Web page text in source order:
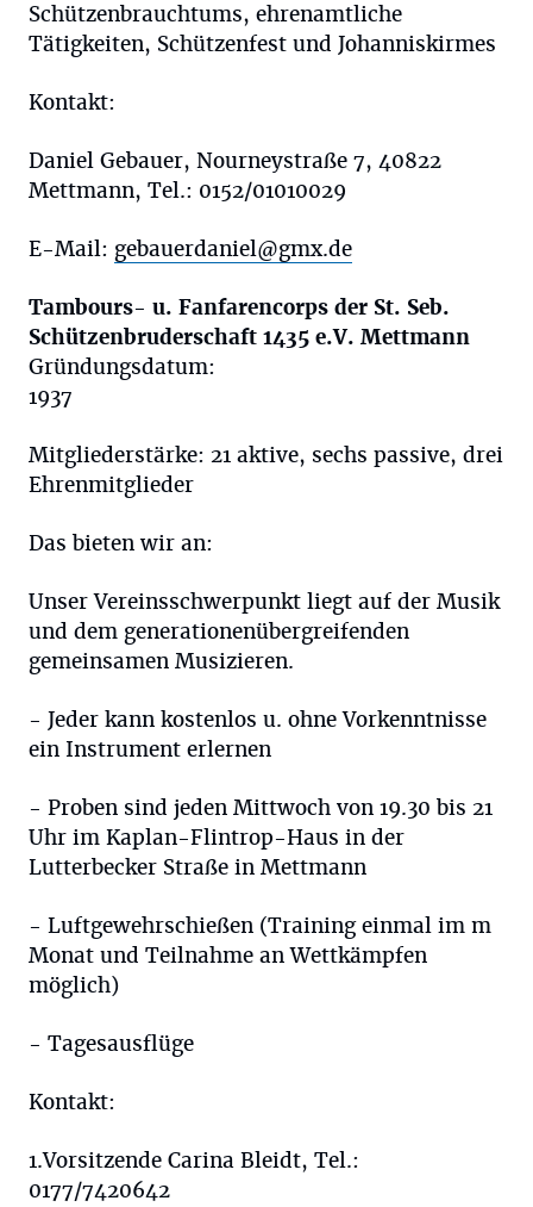
Schützenbrauchtums, ehrenamtliche
Tätigkeiten, Schützenfest und Johanniskirmes
Kontakt:
Daniel Gebauer, Nourneystraße 7, 40822
Mettmann, Tel.: 0152/01010029
E-Mail: gebauerdaniel@gmx.de
Tambours- u. Fanfarencorps der St. Seb.
Schützenbruderschaft 1435 e.V. Mettmann
Gründungsdatum:
1937
Mitgliederstärke: 21 aktive, sechs passive, drei
Ehrenmitglieder
Das bieten wir an:
Unser Vereinsschwerpunkt liegt auf der Musik
und dem generationenübergreifenden
gemeinsamen Musizieren.
- Jeder kann kostenlos u. ohne Vorkenntnisse
ein Instrument erlernen
- Proben sind jeden Mittwoch von 19.30 bis 21
Uhr im Kaplan-Flintrop-Haus in der
Lutterbecker Straße in Mettmann
- Luftgewehrschießen (Training einmal im m
Monat und Teilnahme an Wettkämpfen
möglich)
- Tagesausflüge
Kontakt:
1.Vorsitzende Carina Bleidt, Tel.:
0177/7420642